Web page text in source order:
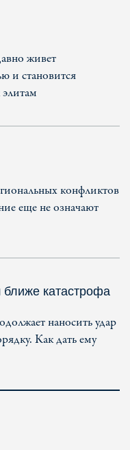
живет
и становится
конфликтов
еще не означают
катастрофа
наносить удар
Как дать ему